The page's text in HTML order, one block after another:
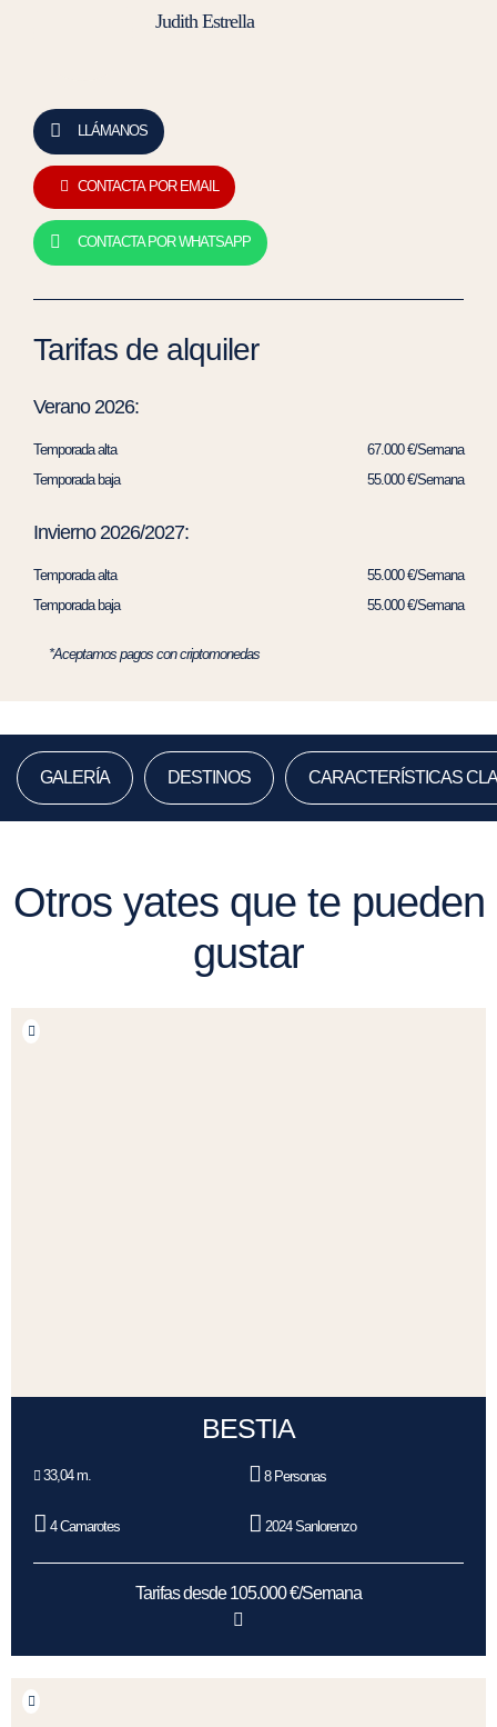
Judith Estrella
LLÁMANOS
CONTACTA POR EMAIL
CONTACTA POR WHATSAPP
Tarifas de alquiler
Verano 2026:
Temporada alta
67.000 €/Semana
Temporada baja
55.000 €/Semana
Invierno 2026/2027:
Temporada alta
55.000 €/Semana
Temporada baja
55.000 €/Semana
*Aceptamos pagos con criptomonedas
GALERÍA DESTINOS CARACTERÍSTICAS
Otros yates que te pueden
gustar
BESTIA
33,04 m. 8 Personas
4 Camarotes 2024 Sanlorenzo
Tarifas desde 105.000 €/Semana